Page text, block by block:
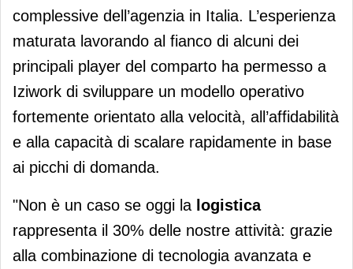
complessive dell’agenzia in Italia. L’esperienza
maturata lavorando al fianco di alcuni dei
principali player del comparto ha permesso a
Iziwork di sviluppare un modello operativo
fortemente orientato alla velocità, all’affidabilità
e alla capacità di scalare rapidamente in base
ai picchi di domanda.
"Non è un caso se oggi la logistica
rappresenta il 30% delle nostre attività: grazie
alla combinazione di tecnologia avanzata e